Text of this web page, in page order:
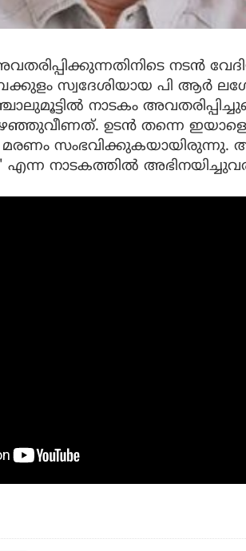
നടന്‍
സ്വദേശിയായ പി ആര്‍
നാടകം
ഉടന്‍ തന്നെ
മരണം
എന്ന നാടകത്തിൽ